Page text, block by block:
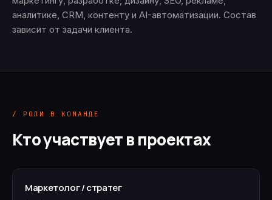
аналитике, CRM, контенту и AI-автоматизации. Состав
зависит от задачи клиента.
/ РОЛИ В КОМАНДЕ
Кто участвует в проектах
Маркетолог / стратег